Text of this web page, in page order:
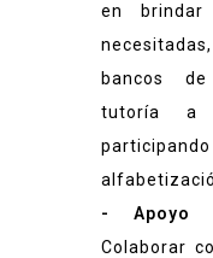
en brindar
bancos
tutoría a
- Apoyo
Colaborar